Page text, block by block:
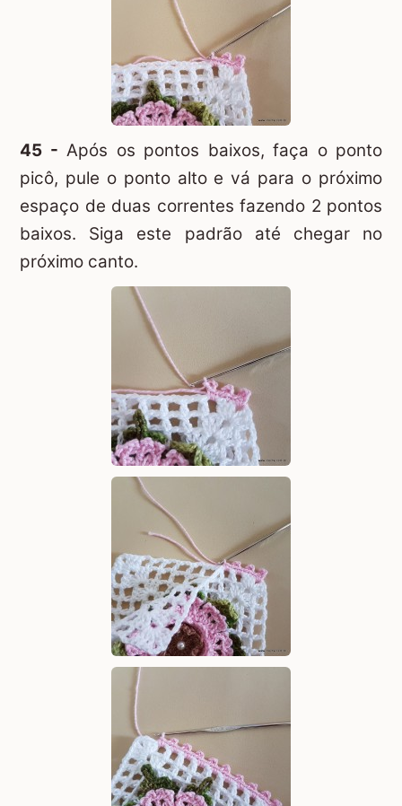
45 - Após os pontos baixos, faça o ponto
picô, pule o ponto alto e vá para o próximo
espaço de duas correntes fazendo 2 pontos
baixos. Siga este padrão até chegar no
próximo canto.